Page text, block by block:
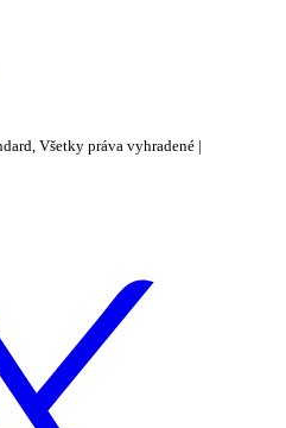
Všetky práva vyhradené |